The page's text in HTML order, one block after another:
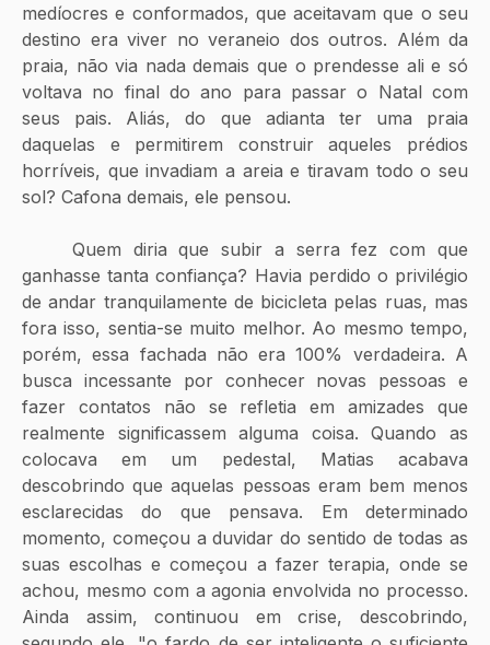
medíocres e conformados, que aceitavam que o seu
destino era viver no veraneio dos outros. Além da
praia, não via nada demais que o prendesse ali e só
voltava no final do ano para passar o Natal com
seus pais. Aliás, do que adianta ter uma praia
daquelas e permitirem construir aqueles prédios
horríveis, que invadiam a areia e tiravam todo o seu
sol? Cafona demais, ele pensou.
ganhasse tanta confiança? Havia perdido o privilégio
de andar tranquilamente de bicicleta pelas ruas, mas
fora isso, sentia-se muito melhor. Ao mesmo tempo,
porém, essa fachada não era 100% verdadeira. A
busca incessante por conhecer novas pessoas e
fazer contatos não se refletia em amizades que
realmente significassem alguma coisa. Quando as
colocava em um pedestal, Matias acabava
descobrindo que aquelas pessoas eram bem menos
esclarecidas do que pensava. Em determinado
momento, começou a duvidar do sentido de todas as
suas escolhas e começou a fazer terapia, onde se
achou, mesmo com a agonia envolvida no processo.
Ainda assim, continuou em crise, descobrindo,